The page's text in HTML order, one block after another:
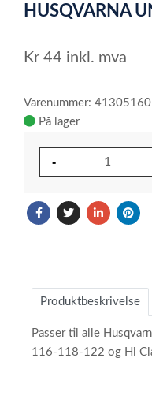
HUSQVARNA
Kr 44 inkl. mva
Varenummer:
På lager
Produktbeskrivelse
Passer til alle
116-118-122 og Hi